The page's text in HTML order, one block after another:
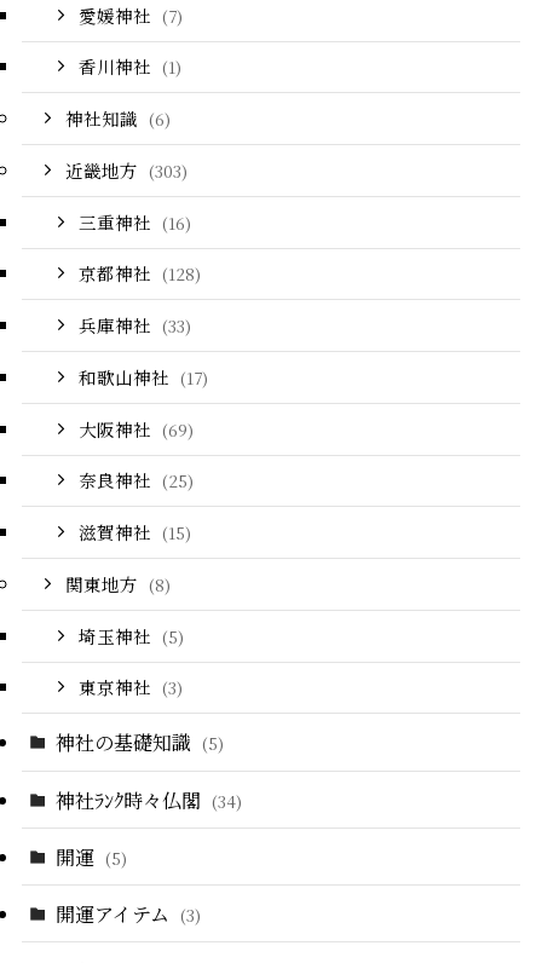
愛媛神社 (7)
香川神社 (1)
神社知識 (6)
近畿地方 (303)
三重神社 (16)
京都神社 (128)
兵庫神社 (33)
和歌山神社 (17)
大阪神社 (69)
奈良神社 (25)
滋賀神社 (15)
関東地方 (8)
埼玉神社 (5)
東京神社 (3)
神社の基礎知識 (5)
神社ﾗﾝｸ時々仏閣 (34)
開運 (5)
開運アイテム (3)